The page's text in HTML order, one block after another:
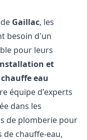
Gaillac, les
besoin d'un
pour leurs
et
eau
équipe d'experts
dans les
de plomberie pour
de chauffe-eau,